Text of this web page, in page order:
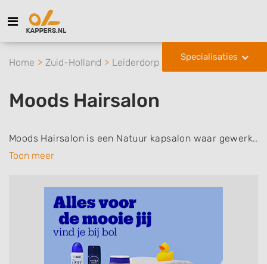
Specialisaties
Home Zuid-Holland Leiderdorp Moods Hairsalon
Moods Hairsalon
Moods Hairsalon is een Natuur kapsalon waar gewerk..
Toon meer